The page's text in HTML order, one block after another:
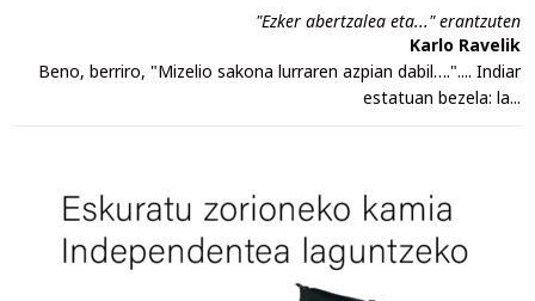
"Ezker abertzalea eta..." erantzuten
Karlo Ravelik
Beno, berriro, "Mizelio sakona lurraren azpian dabil….".... Indiar
estatuan bezela: la...